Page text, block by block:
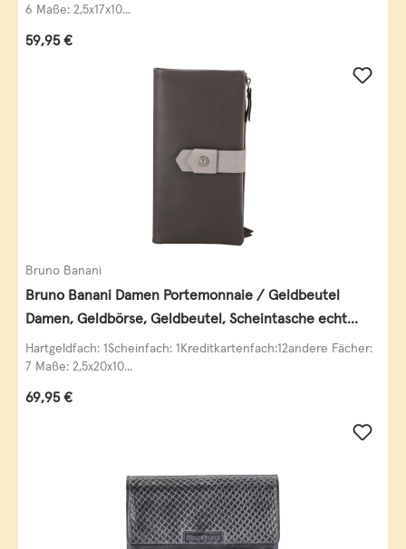
6 Maße: 2,5x17x10...
Regulärer Preis:
59,95 €
Bruno Banani
Bruno Banani Damen Portemonnaie / Geldbeutel
Damen, Geldbörse, Geldbeutel, Scheintasche echt
Leder
Hartgeldfach: 1Scheinfach: 1Kreditkartenfach:12andere Fächer:
7 Maße: 2,5x20x10...
Regulärer Preis:
69,95 €